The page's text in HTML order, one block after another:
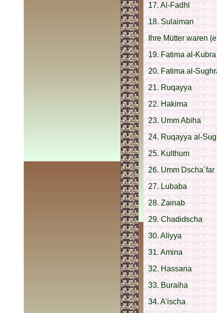
17. Al-Fadhl
18. Sulaiman
Ihre Mütter waren
19. Fatima al-
20. Fatima al-
21. Ruqayya
22. Hakima
23. Umm Abiha
24. Ruqayya al-
25. Kulthum
26. Umm Dscha´far
27. Lubaba
28. Zainab
29. Chadidscha
30. Aliyya
31. Amina
32. Hassana
33. Buraiha
34. A’ischa